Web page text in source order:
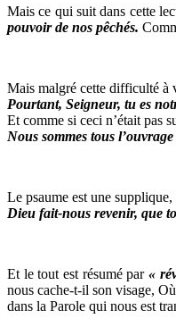
Mais ce qui suit dans cette
pouvoir de nos pêchés.
Mais malgré cette difficulté à
Pourtant, Seigneur, tu es
Et comme si ceci n’était pas
Nous sommes tous
Le psaume est une
Dieu fait-nous revenir, que
Et le tout est résumé par«
nous cache-t-il son visage,
dans la Parole qui nous est